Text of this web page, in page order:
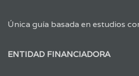
Única guía basada en estudios
ENTIDAD FINANCIADORA